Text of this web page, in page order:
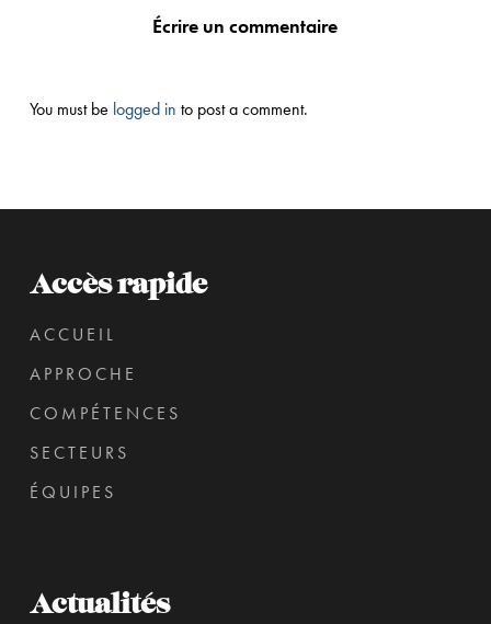
Écrire un commentaire
You must be logged in to post a comment.
Accès rapide
ACCUEIL
APPROCHE
COMPÉTENCES
SECTEURS
ÉQUIPES
Actualités